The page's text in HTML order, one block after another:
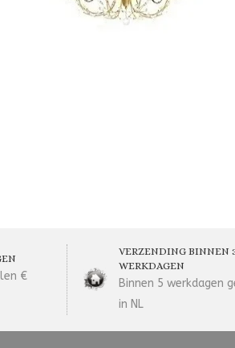
€
VERZENDING BINNEN
WERKDAGEN
Binnen 5 werkdagen
in NL